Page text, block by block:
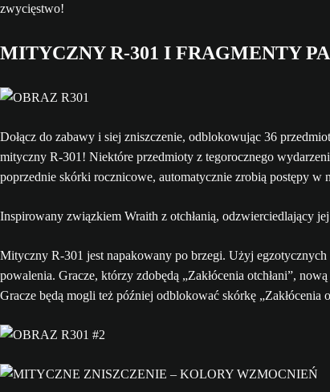
zwycięstwo!
MITYCZNY R-301 I FRAGMENTY
Dołącz do zabawy i siej zniszczenie, odblokowując 36
mityczny R-301! Niektóre przedmioty z tegorocznego
poprzednie skórki rocznicowe, automatycznie zrobią postępy w
Inspirowany związkiem Wraith z otchłanią, odzwierciedlający
Mityczny R-301 jest napakowany po brzegi. Użyj
powalenia. Gracze, którzy zdobędą „Zakłócenia otchłani”,
Gracze będą mogli też później odblokować skórkę „Zakłócenia